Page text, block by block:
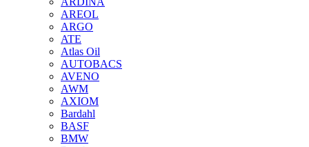
AREOL
ARGO
ATE
Atlas Oil
AUTOBACS
AVENO
AWM
AXIOM
Bardahl
BASF
BMW